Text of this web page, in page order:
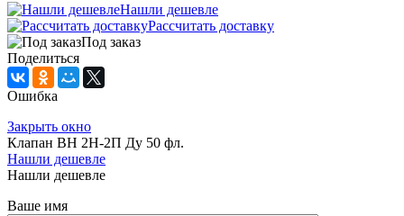
Нашли дешевле
Рассчитать доставку
Под заказ
Поделиться
Ошибка
Закрыть окно
Клапан ВН 2Н-2П Ду 50 фл.
Нашли дешевле
Нашли дешевле
Ваше имя